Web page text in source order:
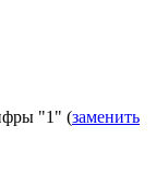
"1" (заменить